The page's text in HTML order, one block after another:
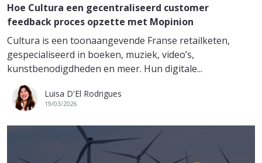
Hoe Cultura een gecentraliseerd customer
feedback proces opzette met Mopinion
Cultura is een toonaangevende Franse retailketen,
gespecialiseerd in boeken, muziek, video’s,
kunstbenodigdheden en meer. Hun digitale...
Luisa D'El Rodrigues
19/03/2026